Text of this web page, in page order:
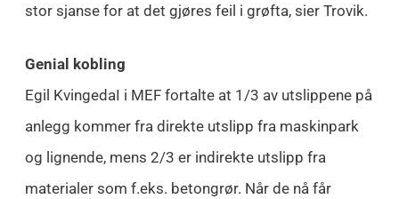
stor sjanse for at det gjøres feil i grøfta, sier Trovik.
Genial kobling
Egil KvingedaI i MEF fortalte at 1/3 av utslippene på
anlegg kommer fra direkte utslipp fra maskinpark
og lignende, mens 2/3 er indirekte utslipp fra
materialer som f.eks. betongrør. Når de nå får